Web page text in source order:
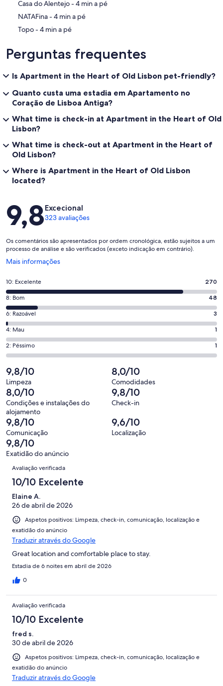
‪Casa do Alentejo - ‬4 min a pé
‪NATAFina - ‬4 min a pé
‪Topo - ‬4 min a pé
Perguntas frequentes
Is Apartment in the Heart of Old Lisbon pet-friendly?
Quanto custa uma estadia em Apartamento no
Coração de Lisboa Antiga?
What time is check-in at Apartment in the Heart of Old
Lisbon?
What time is check-out at Apartment in the Heart of
Old Lisbon?
Where is Apartment in the Heart of Old Lisbon
located?
Avaliações
9,8Excecional
323 avaliações
Os comentários são apresentados por ordem cronológica, estão sujeitos a um
processo de análise e são verificados (exceto indicação em contrário).
Mais informações
Abre
nova
janela
Pontuação
de
10,
o
que
significa
“Excelente”.
270
de
323
avaliações.
10: Excelente 270
Pontuação
de
8,
o
que
significa
48
de
323
avaliações.
8: Bom 48
Pontuação
de
6,
o
que
significa
“Razoável”.
3
de
323
avaliações.
6: Razoável 3
Pontuação
de
4,
que
significa
“Mau”.
1
de
323
avaliações.
4: Mau 1
Pontuação
de
2,
o
que
significa
“Péssimo”.
1
de
323
avaliações.
2: Péssimo 1
9,8/10
Limpeza
8,0/10
Comodidades
8,0/10
Condições e instalações do
alojamento
9,8/10
Check-in
9,8/10
Comunicação
9,6/10
Localização
9,8/10
Exatidão do anúncio
Avaliações
Avaliação verificada
10/10 Excelente
Elaine A.
26 de abril de 2026
Aspetos positivos: Limpeza, check-in, comunicação, localização e
exatidão do anúncio
Traduzir através do Google
Great location and comfortable place to stay.
Estadia de 6 noites em abril de 2026
0
Avaliação verificada
10/10 Excelente
fred s.
30 de abril de 2026
Aspetos positivos: Limpeza, check-in, comunicação, localização e
exatidão do anúncio
Traduzir através do Google